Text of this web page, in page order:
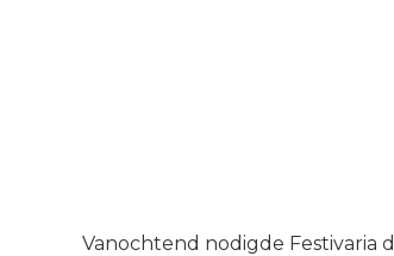
Vanochtend nodigde Festivaria